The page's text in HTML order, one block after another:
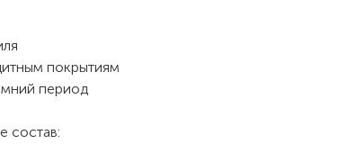
покрытиям
период
состав: